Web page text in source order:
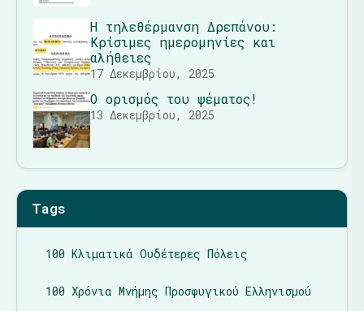
Η τηλεθέρμανση Δρεπάνου:
Κρίσιμες ημερομηνίες και
αλήθειες
17 Δεκεμβρίου, 2025
Ο ορισμός του ψέματος!
13 Δεκεμβρίου, 2025
Tags
100 Κλιματικά Ουδέτερες Πόλεις
100 Χρόνια Μνήμης Προσφυγικού Ελληνισμού